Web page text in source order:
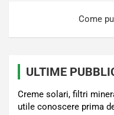
Come
ULTIME
Creme solari, filtri
utile conoscere prima